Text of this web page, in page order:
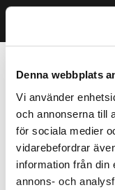
Denna webbplats
Vi använder
och annonserna till
för sociala medier
vidarebefordrar
information från din
annons- och